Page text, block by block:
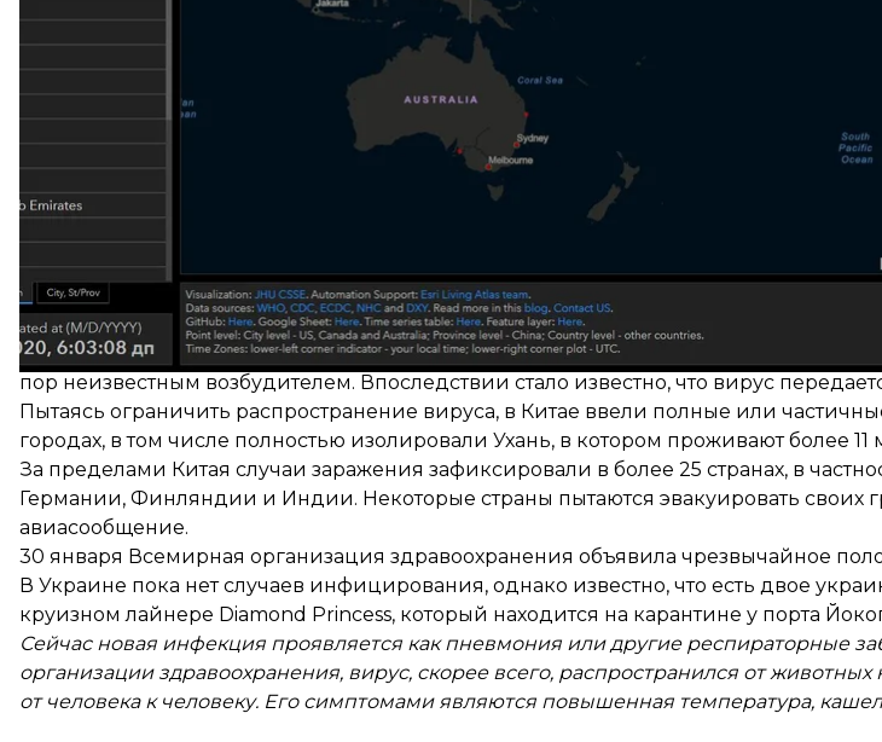
Все новости о новом китайском коронавирусе вы можете найти на нашем сайте по
Напомним:
В декабре 2019 года в китайском городе Ухань (провинция Хубэй)
пор неизвестным возбудителем. Впоследствии стало известно, что вирус
Пытаясь ограничить распространение вируса, в Китае ввели полные или
городах, в том числе полностью изолировали Ухань, в котором проживают более 11
За пределами Китая случаи заражения зафиксировали в более 25 странах, в
Германии, Финляндии и Индии. Некоторые страны пытаются эвакуировать своих
авиасообщение.
30 января Всемирная организация здравоохранения объявила чрезвычайное
В Украине пока нет случаев инфицирования, однако известно, что есть двое
круизном лайнере Diamond Princess, который находится на карантине у порта
Сейчас новая инфекция проявляется как пневмония или другие респираторные
организации здравоохранения, вирус, скорее всего, распространился от
от человека к человеку. Его симптомами являются повышенная температура,